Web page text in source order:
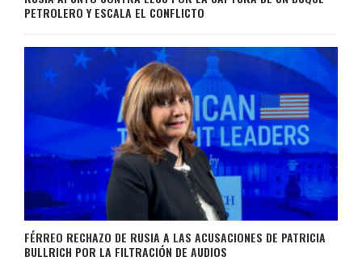
PETROLERO Y ESCALA EL CONFLICTO
FÉRREO RECHAZO DE RUSIA A LAS ACUSACIONES DE PATRICIA
BULLRICH POR LA FILTRACIÓN DE AUDIOS